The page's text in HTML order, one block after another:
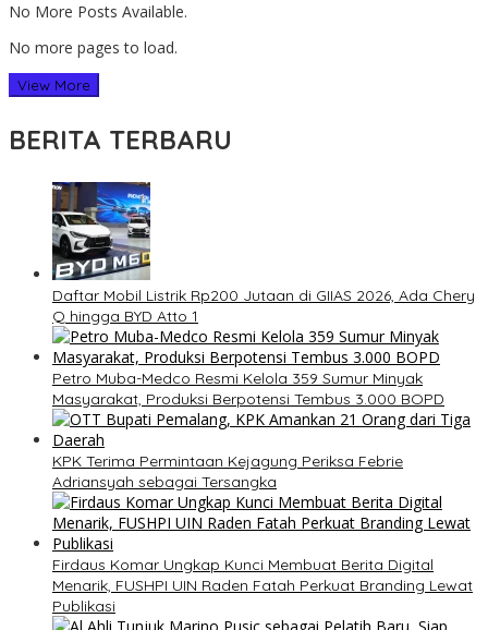
No More Posts Available.
No more pages to load.
View More
BERITA TERBARU
Daftar Mobil Listrik Rp200 Jutaan di GIIAS 2026, Ada Chery
Q hingga BYD Atto 1
Petro Muba-Medco Resmi Kelola 359 Sumur Minyak
Masyarakat, Produksi Berpotensi Tembus 3.000 BOPD
KPK Terima Permintaan Kejagung Periksa Febrie
Adriansyah sebagai Tersangka
Firdaus Komar Ungkap Kunci Membuat Berita Digital
Menarik, FUSHPI UIN Raden Fatah Perkuat Branding Lewat
Publikasi